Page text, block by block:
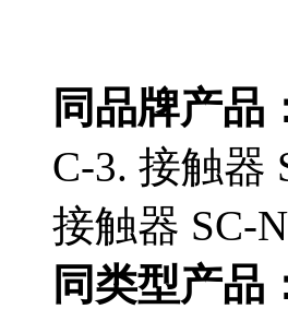
同品牌产品
C-3. 接触器
接触器 SC-
同类型产品